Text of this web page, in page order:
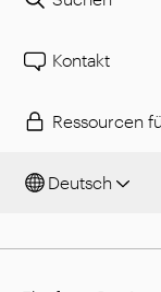
Kontakt
Ressourcen
Deutsch